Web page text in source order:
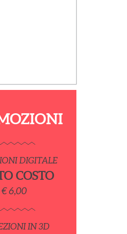
DIGITALE
COSTO
€ 6,00
IN 3D